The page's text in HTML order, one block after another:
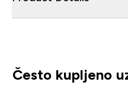
Često kupljeno